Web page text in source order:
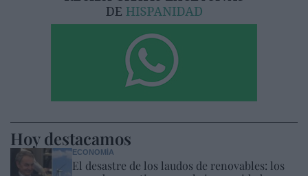
Hoy destacamos
ECONOMÍA
El desastre de los laudos de renovables: los